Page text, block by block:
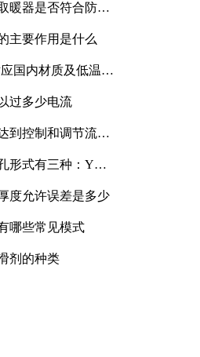
暖器是否符合防爆
主要作用是什么
国内材质及低温冲
过多少电流
到控制和调节流量
形式有三种：Y
度允许误差是多少
哪些常见模式
剂的种类